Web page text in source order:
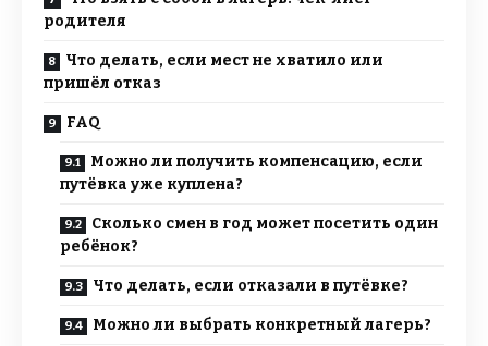
родителя
Что делать, если мест не хватило или
пришёл отказ
FAQ
Можно ли получить компенсацию, если
путёвка уже куплена?
Сколько смен в год может посетить один
ребёнок?
Что делать, если отказали в путёвке?
Можно ли выбрать конкретный лагерь?